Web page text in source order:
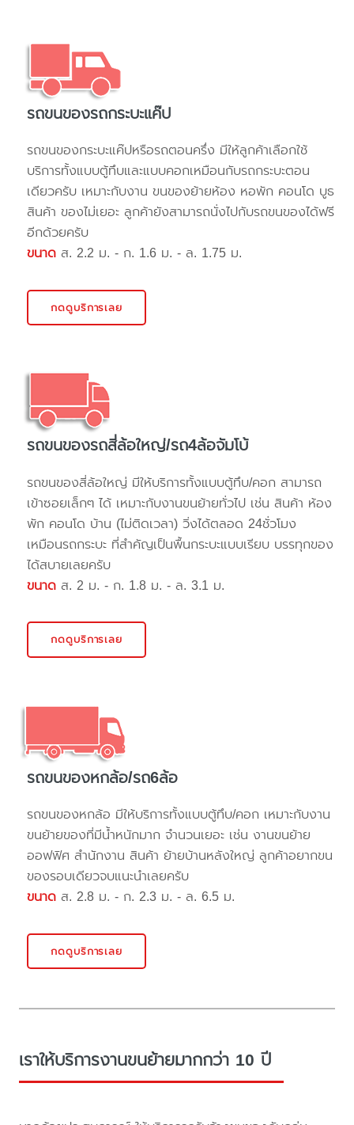
รถขนของรถกระบะแค๊ป
รถขนของกระบะแค๊ปหรือรถตอนครึ่ง มีให้ลูกค้าเลือกใช้
บริการทั้งแบบตู้ทึบและแบบคอกเหมือนกับรถกระบะตอน
เดียวครับ เหมาะกับงาน ขนของย้ายห้อง หอพัก คอนโด บูธ
สินค้า ของไม่เยอะ ลูกค้ายังสามารถนั่งไปกับรถขนของได้ฟรี
อีกด้วยครับ
ขนาด ส. 2.2 ม. - ก. 1.6 ม. - ล. 1.75 ม.
กดดูบริการเลย
รถขนของรถสี่ล้อใหญ่/รถ4ล้อจัมโบ้
รถขนของสี่ล้อใหญ่ มีให้บริการทั้งแบบตู้ทึบ/คอก สามารถ
เข้าซอยเล็กๆ ได้ เหมาะกับงานขนย้ายทั่วไป เช่น สินค้า ห้อง
พัก คอนโด บ้าน (ไม่ติดเวลา) วิ่งได้ตลอด 24ชั่วโมง
เหมือนรถกระบะ ที่สำคัญเป็นพื้นกระบะแบบเรียบ บรรทุกของ
ได้สบายเลยครับ
ขนาด ส. 2 ม. - ก. 1.8 ม. - ล. 3.1 ม.
กดดูบริการเลย
รถขนของหกล้อ/รถ6ล้อ
รถขนของหกล้อ มีให้บริการทั้งแบบตู้ทึบ/คอก เหมาะกับงาน
ขนย้ายของที่มีน้ำหนักมาก จำนวนเยอะ เช่น งานขนย้าย
ออฟฟิศ สำนักงาน สินค้า ย้ายบ้านหลังใหญ่ ลูกค้าอยากขน
ของรอบเดียวจบแนะนำเลยครับ
ขนาด ส. 2.8 ม. - ก. 2.3 ม. - ล. 6.5 ม.
กดดูบริการเลย
เราให้บริการงานขนย้ายมากกว่า 10 ปี